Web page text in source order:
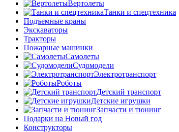
Вертолеты
Танки и спецтехника
Подъемные краны
Экскаваторы
Тракторы
Пожарные машинки
Самолеты
Судомодели
Электротранспорт
Роботы
Детский транспорт
Детские игрушки
Запчасти и тюнинг
Подарки на Новый год
Конструкторы